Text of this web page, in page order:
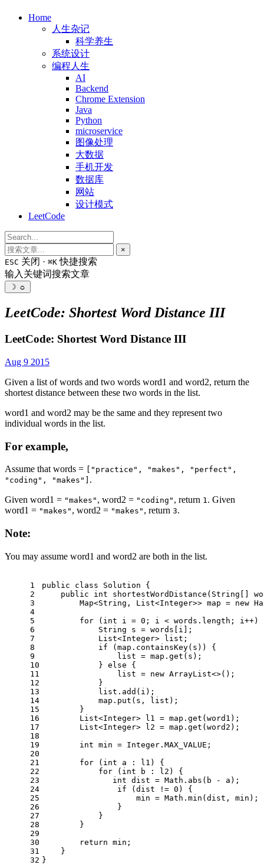
Home
人生杂记
科学养生
系统设计
编程人生
AI
Backend
Chrome Extension
Java
Python
microservice
图像处理
大数据
手机开发
数据库
网站
设计模式
LeetCode
×
ESC 关闭 · ⌘K 快捷搜索
输入关键词搜索文章
☽ ☼
LeetCode: Shortest Word Distance III
LeetCode: Shortest Word Distance III
Aug 9 2015
Given a list of words and two words word1 and word2, return the
shortest distance between these two words in the list.
word1 and word2 may be the same and they represent two
individual words in the list.
For example,
Assume that words =
["practice", "makes", "perfect",
"coding", "makes"] .
Given word1 = "makes" , word2 = "coding" , return 1. Given
word1 = "makes" , word2 = "makes" , return 3.
Note:
You may assume word1 and word2 are both in the list.
1
2
3
4
5
6
7
8
9
10
11
12
13
14
15
16
17
18
19
20
21
22
23
24
25
26
27
28
29
30
31
32
public class Solution {
public
int shortestWordDistance (String[]
        Map<String, List<Integer>> map =
new
for ( int i = 0 ; i < words.length; i++)
String
s = words[i];
            List<Integer> list;
if (map.containsKey(s)) {
                list = map.get(s);
            }
else {
                list =
new ArrayList<>();
            }
            list.add(i);
            map.put(s, list);
        }
        List<Integer> l1 = map.get(word1);
        List<Integer> l2 = map.get(word2);
int min = Integer.MAX_VALUE;
for ( int a : l1) {
for ( int b : l2) {
int dist = Math.abs(b - a);
if (dist != 0 ) {
                    min = Math.min(dist, min);
                }
            }
        }
return min;
    }
}